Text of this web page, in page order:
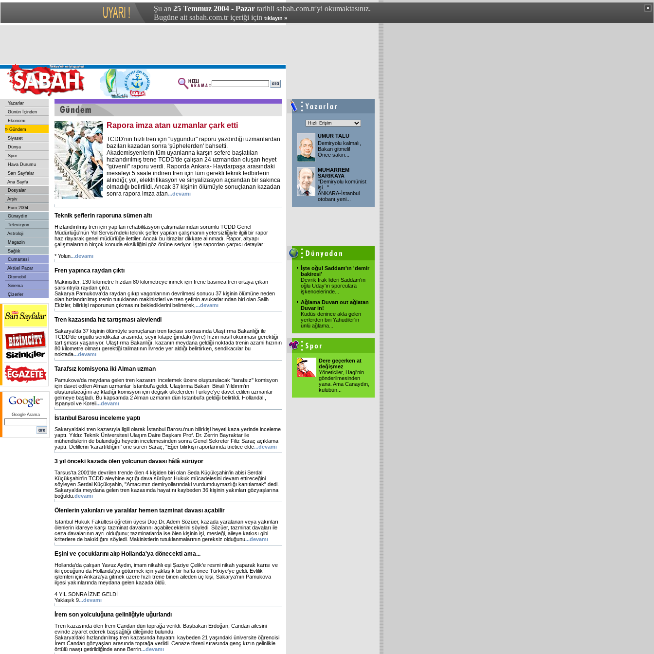
Şu an 25 Temmuz 2004 - Pazar tarihli sabah.com.tr'yi okumaktasınız.
Bugüne ait sabah.com.tr içeriği için tıklayın »
Yazarlar
Günün İçinden
Ekonomi
» Gündem
Siyaset
Dünya
Spor
Hava Durumu
Sarı Sayfalar
Ana Sayfa
Dosyalar
Arşiv
Euro 2004
Günaydın
Televizyon
Astroloji
Magazin
Sağlık
Cumartesi
Aktüel Pazar
Otomobil
Sinema
Çizerler
Google Arama
Rapora imza atan uzmanlar çark etti
TCDD'nin hızlı tren için "uygundur" raporu yazdırdığı uzmanlardan
bazıları kazadan sonra 'şüphelerden' bahsetti.
Akademisyenlerin tüm uyarılarına karşın sefere başlatılan
hızlandırılmış trene TCDD'de çalışan 24 uzmandan oluşan heyet
"güvenli" raporu verdi. Raporda Ankara- Haydarpaşa arasındaki
mesafeyi 5 saate indiren tren için tüm gerekli teknik tedbirlerin
alındığı; yol, elektrifikasyon ve sinyalizasyon açısından bir sakınca
olmadığı belirtildi. Ancak 37 kişinin ölümüyle sonuçlanan kazadan
sonra rapora imza atan...devamı
Teknik şeflerin raporuna sümen altı
Hızlandırılmış tren için yapılan rehabilitasyon çalışmalarından sorumlu TCDD Genel
Müdürlüğü'nün Yol Servisi'ndeki teknik şefler yapılan çalışmanın yetersizliğiyle ilgili bir rapor
hazırlayarak genel müdürlüğe ilettiler. Ancak bu itirazlar dikkate alınmadı. Rapor, altyapı
çalışmalarının birçok konuda eksikliğini göz önüne seriyor. İşte rapordan çarpıcı detaylar:
* Yolun...devamı
Fren yapınca raydan çıktı
Makinistler, 130 kilometre hızdan 80 kilometreye inmek için frene basınca tren ortaya çıkan
sarsıntıyla raydan çıktı.
Sakarya Pamukova'da raydan çıkıp vagonlarının devrilmesi sonucu 37 kişinin ölümüne neden
olan hızlandırılmış trenin tutuklanan makinistleri ve tren şefinin avukatlarından biri olan Salih
Ekizler, bilirkişi raporunun çıkmasını beklediklerini belirterek, ...devamı
Tren kazasında hız tartışması alevlendi
Sakarya'da 37 kişinin ölümüyle sonuçlanan tren faciası sonrasında Ulaştırma Bakanlığı ile
TCDD'de örgütlü sendikalar arasında, seyir kitapçığındaki (livre) hızın nasıl okunması gerektiği
tartışması yaşanıyor. Ulaştırma Bakanlığı, kazanın meydana geldiği noktada trenin azami hızının
80 kilometre olması gerektiği talimatının livrede yer aldığı belirtirken, sendikacılar bu
noktada...devamı
Tarafsız komisyona iki Alman uzman
Pamukova'da meydana gelen tren kazasını incelemek üzere oluşturulacak "tarafsız" komisyon
için davet edilen Alman uzmanlar İstanbul'a geldi. Ulaştırma Bakanı Binali Yıldırım'ın
oluşturulacağını açıkladığı komisyon için değişik ülkelerden Türkiye'ye davet edilen uzmanlar
gelmeye başladı. Bu kapsamda 2 Alman uzmanın dün İstanbul'a geldiği belirtildi. Hollandalı,
İspanyol ve Koreli...devamı
İstanbul Barosu inceleme yaptı
Sakarya'daki tren kazasıyla ilgili olarak İstanbul Barosu'nun bilirkişi heyeti kaza yerinde inceleme
yaptı. Yıldız Teknik Üniversitesi Ulaşım Daire Başkanı Prof. Dr. Zerrin Bayraktar ile
mühendislerin de bulunduğu heyetin incelemesinden sonra Genel Sekreter Filiz Saraç açıklama
yaptı. Delillerin 'karartıldığını' öne süren Saraç, "Eğer bilirkişi raporlarında tnetice elde...devamı
3 yıl önceki kazada ölen yolcunun davası hâlâ sürüyor
Tarsus'ta 2001'de devrilen trende ölen 4 kişiden biri olan Seda Küçükşahin'in abisi Serdal
Küçükşahin'in TCDD aleyhine açtığı dava sürüyor Hukuk mücadelesini devam ettireceğini
söyleyen Serdal Küçükşahin, "Amacımız demiryollarındaki vurdumduymazlığı kanıtlamak" dedi.
Sakarya'da meydana gelen tren kazasında hayatını kaybeden 36 kişinin yakınları gözyaşlarına
boğuldu. devamı
Ölenlerin yakınları ve yaralılar hemen tazminat davası açabilir
İstanbul Hukuk Fakültesi öğretim üyesi Doç.Dr. Adem Sözüer, kazada yaralanan veya yakınları
ölenlerin idareye karşı tazminat davalarını açabileceklerini söyledi. Sözüer, tazminat davaları ile
ceza davalarının ayrı olduğunu; tazminatlarda ise ölen kişinin işi, mesleği, aileye katkısı gibi
kriterlere de bakıldığını söyledi. Makinistlerin tutuklanmalarının gereksiz olduğunu...devamı
Eşini ve çocuklarını alıp Hollanda'ya dönecekti ama...
Hollanda'da çalışan Yavuz Aydın, imam nikahlı eşi Şaziye Çelik'e resmi nikah yaparak karısı ve
iki çocuğunu da Hollanda'ya götürmek için yaklaşık bir hafta önce Türkiye'ye geldi. Evlilik
işlemleri için Ankara'ya gitmek üzere hızlı trene binen aileden üç kişi, Sakarya'nın Pamukova
ilçesi yakınlarında meydana gelen kazada öldü.
4 YIL SONRA İZNE GELDİ
Yaklaşık 9...devamı
İrem son yolculuğuna gelinliğiyle uğurlandı
Tren kazasında ölen İrem Candan dün toprağa verildi. Başbakan Erdoğan, Candan ailesini
evinde ziyaret ederek başsağlığı dileğinde bulundu.
Sakarya'daki hızlandırılmış tren kazasında hayatını kaybeden 21 yaşındaki üniversite öğrencisi
İrem Candan gözyaşları arasında toprağa verildi. Cenaze töreni sırasında genç kızın gelinlikle
örtülü naaşı getirildiğinde anne Berrin...devamı
UMUR TALU
Demiryolu kalmalı,
Bakan gitmeli!
Önce sakin
MUHARREM
SARIKAYA
"Demiryolu komünist
işi..."
ANKARA-İstanbul
otobanı yeni
İşte oğul Saddam'ın 'demir
bakiresi'
Devrik Irak lideri Saddam'ın
oğlu Uday'ın sporculara
işkencelerinde
Ağlama Duvarı out ağlatan
Duvar in!
Kudüs denince akla gelen
yerlerden biri Yahudiler'in
ünlü ağlama
Dere geçerken at
değişmez
Yöneticiler, Hagi'nin
gönderilmesinden
yana. Ama Canaydın,
kulübün